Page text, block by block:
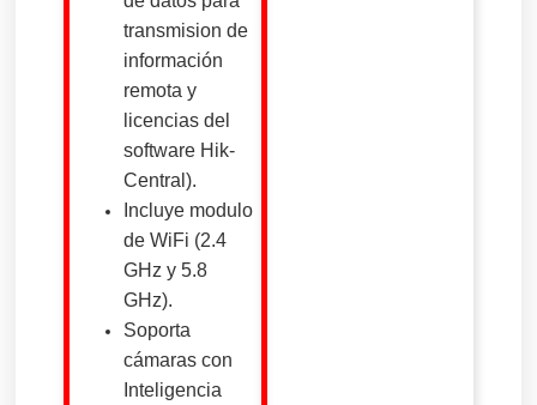
transmision de
información
remota y
licencias del
software Hik-
Central).
Incluye modulo
de WiFi (2.4
GHz y 5.8
GHz).
Soporta
cámaras con
Inteligencia